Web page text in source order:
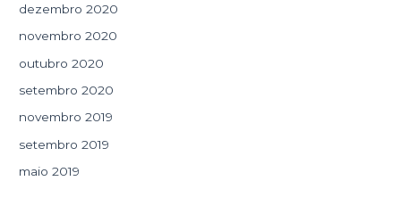
dezembro 2020
novembro 2020
outubro 2020
setembro 2020
novembro 2019
setembro 2019
maio 2019